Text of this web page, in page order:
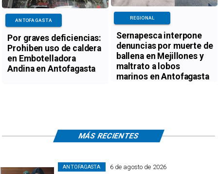
Por graves deficiencias:
Prohiben uso de caldera
en Embotelladora
Andina en Antofagasta
ANTOFAGASTA
Sernapesca interpone
denuncias por muerte de
ballena en Mejillones y
maltrato a lobos
marinos en Antofagasta
REGIONAL
6 de agosto de 2026
ANTOFAGASTA
MÁS RECIENTES